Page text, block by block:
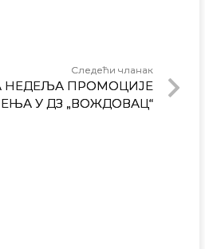
Следећи чланак
НЕДЕЉА ПРОМОЦИЈЕ
У ДЗ „ВОЖДОВАЦ“